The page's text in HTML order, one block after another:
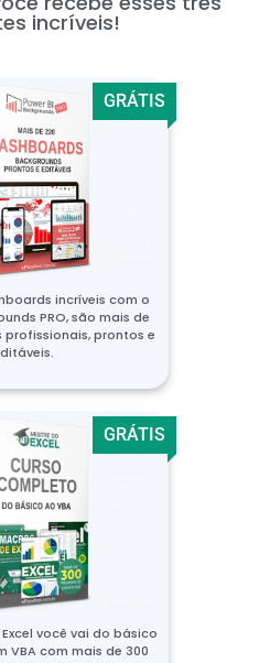
incríveis!
GRÁTIS
incríveis com o
PRO, são mais de
profissionais, prontos e
GRÁTIS
você vai do básico
VBA com mais de 300